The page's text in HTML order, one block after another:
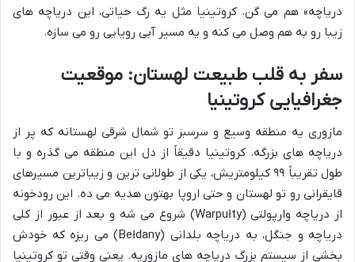
دریاچه» هم می گن. کروتینیا مثل یه رگ حیاتی، این دریاچه های
زیبا رو به هم وصل می کنه و یه مسیر آبی رویایی رو می سازه.
سفر به قلب طبیعت لهستان: موقعیت
جغرافیایی کروتینیا
مازوری یه منطقه وسیع و سرسبز تو شمال شرقی لهستانه که پر از
دریاچه های بزرگه. کروتینیا دقیقاً از دل این منطقه می گذره و با
طول تقریباً ۹۹ کیلومتریش، یکی از طولانی ترین و زیباترین مسیرهای
قایقرانی رو تو لهستان و حتی اروپا بهتون هدیه می ده. این رودخونه
از دریاچه وارپولتی (Warpułty) شروع می شه و بعد از عبور از کلی
دریاچه و جنگل، به دریاچه بلدانی (Bełdany) می ریزه که خودش
بخشی از سیستم بزرگ دریاچه های مازوریه. یعنی وقتی تو کروتینیا